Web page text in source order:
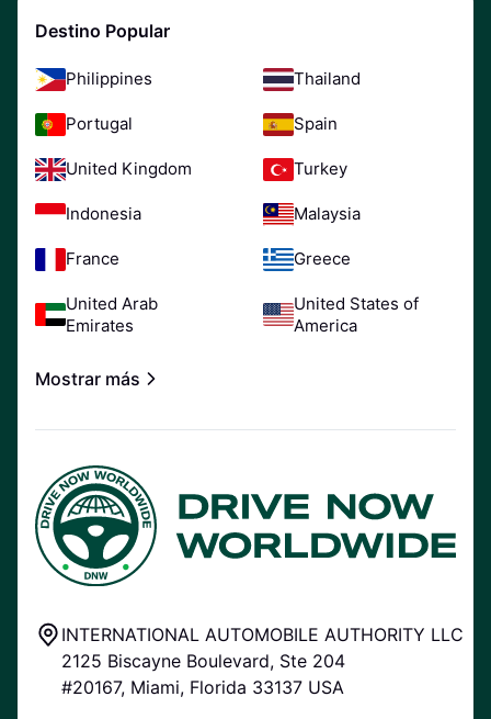
Destino Popular
Philippines Thailand
Portugal Spain
United Kingdom Turkey
Indonesia Malaysia
France Greece
United Arab
Emirates
United States of
America
Mostrar más
INTERNATIONAL AUTOMOBILE AUTHORITY LLC
2125 Biscayne Boulevard, Ste 204
#20167, Miami, Florida 33137 USA